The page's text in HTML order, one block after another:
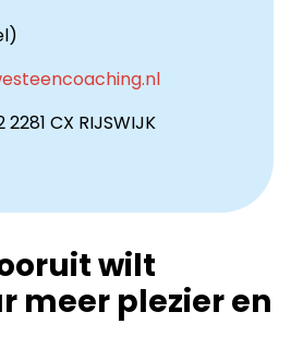
CX RIJSWIJK
wilt
meer plezier en